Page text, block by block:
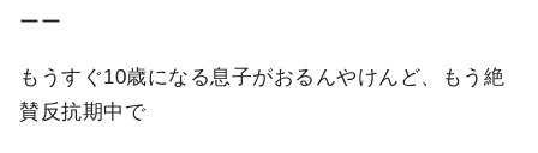
ーー
もうすぐ10歳になる息子がおるんやけんど、もう絶
賛反抗期中で